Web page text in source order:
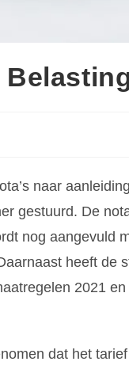
naar
gestuurd. De
nog aangevuld
heeft de
2021
dat het